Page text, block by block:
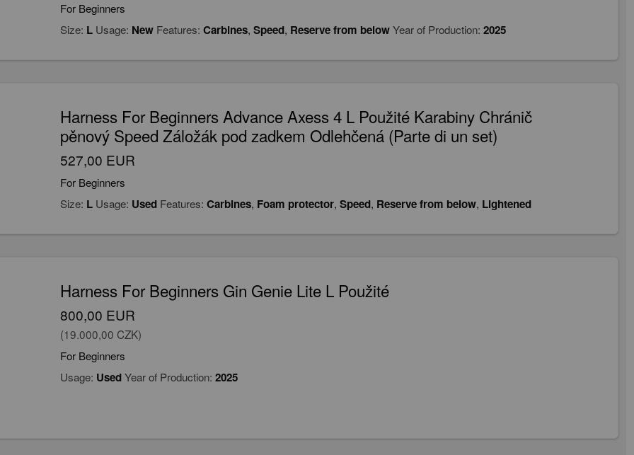
For Beginners
Size: LUsage: NewFeatures: Carbines, Speed, Reserve from belowYear of Production: 2025
Harness For Beginners Advance Axess 4 L Použité Karabiny Chránič
pěnový Speed Záložák pod zadkem Odlehčená (Parte di un set)
527,00 EUR
For Beginners
Size: LUsage: UsedFeatures: Carbines, Foam protector, Speed, Reserve from below, Lightened
Harness For Beginners Gin Genie Lite L Použité
800,00 EUR
(19.000,00 CZK)
For Beginners
Usage: UsedYear of Production: 2025